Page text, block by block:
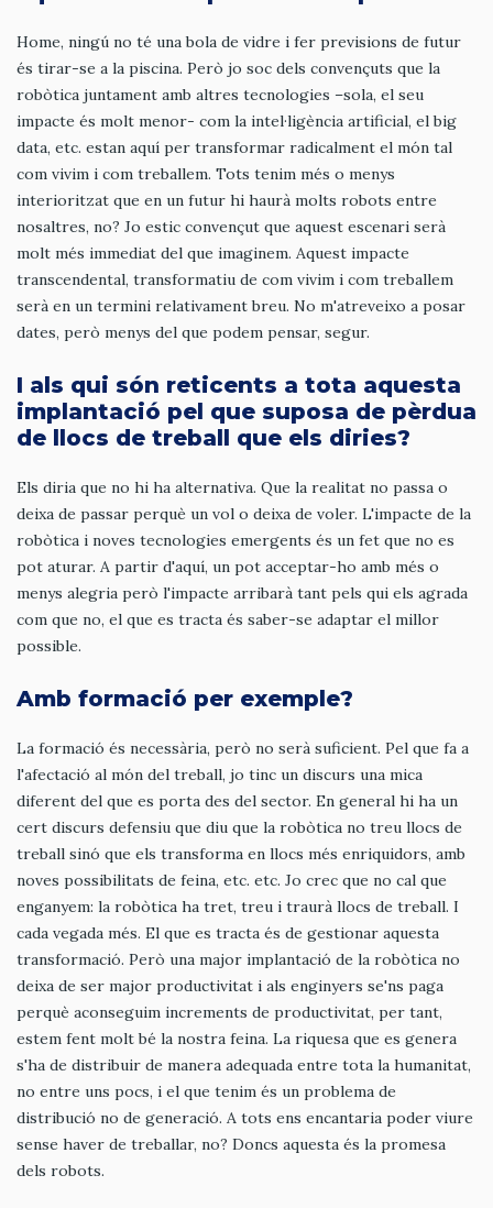
Home, ningú no té una bola de vidre i fer previsions de futur
és tirar-se a la piscina. Però jo soc dels convençuts que la
robòtica juntament amb altres tecnologies –sola, el seu
impacte és molt menor- com la intel·ligència artificial, el big
data, etc. estan aquí per transformar radicalment el món tal
com vivim i com treballem. Tots tenim més o menys
interioritzat que en un futur hi haurà molts robots entre
nosaltres, no? Jo estic convençut que aquest escenari serà
molt més immediat del que imaginem. Aquest impacte
transcendental, transformatiu de com vivim i com treballem
serà en un termini relativament breu. No m'atreveixo a posar
dates, però menys del que podem pensar, segur.
I als qui són reticents a tota aquesta
implantació pel que suposa de pèrdua
de llocs de treball que els diries?
Els diria que no hi ha alternativa. Que la realitat no passa o
deixa de passar perquè un vol o deixa de voler. L'impacte de la
robòtica i noves tecnologies emergents és un fet que no es
pot aturar. A partir d'aquí, un pot acceptar-ho amb més o
menys alegria però l'impacte arribarà tant pels qui els agrada
com que no, el que es tracta és saber-se adaptar el millor
possible.
Amb formació per exemple?
La formació és necessària, però no serà suficient. Pel que fa a
l'afectació al món del treball, jo tinc un discurs una mica
diferent del que es porta des del sector. En general hi ha un
cert discurs defensiu que diu que la robòtica no treu llocs de
treball sinó que els transforma en llocs més enriquidors, amb
noves possibilitats de feina, etc. etc. Jo crec que no cal que
enganyem: la robòtica ha tret, treu i traurà llocs de treball. I
cada vegada més. El que es tracta és de gestionar aquesta
transformació. Però una major implantació de la robòtica no
deixa de ser major productivitat i als enginyers se'ns paga
perquè aconseguim increments de productivitat, per tant,
estem fent molt bé la nostra feina. La riquesa que es genera
s'ha de distribuir de manera adequada entre tota la humanitat,
no entre uns pocs, i el que tenim és un problema de
distribució no de generació. A tots ens encantaria poder viure
sense haver de treballar, no? Doncs aquesta és la promesa
dels robots.